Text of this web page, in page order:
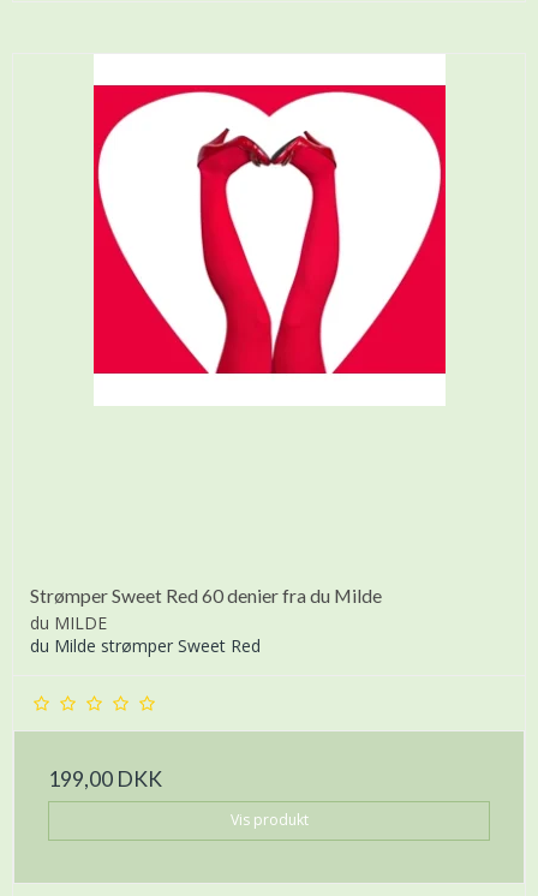
Strømper Sweet Red 60 denier fra du Milde
du MILDE
du Milde strømper Sweet Red
199,00 DKK
Vis produkt